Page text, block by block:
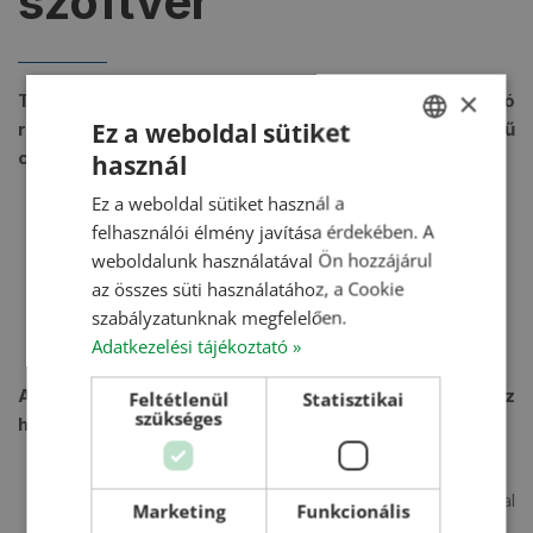
Terményszárító, valamint gabonamozgató
rendszereinket automatizált, egyedi, saját fejlesztésű
célszoftverrel kínáljuk, melynek fő jellemzői:
Megfelel a legmagasabb szintű technológiai
követelményeknek.
Energiatakarékos.
Többszörös védelemmel ellátott.
Folyamatos fejlesztéseinknek köszönhetően speciális
igényeket is ki tud elégíteni.
A vezérlés a legelterjedtebb komplex rendszerekhez
hasonlóan-két fő részből áll:
Ipari célszámítógép – PLC
Kezelői vezérlőfelület (szintén számítógép által
ROMANIAN
CROATIAN
×
Ez a weboldal sütiket
használ
Ez a weboldal sütiket használ a
felhasználói élmény javítása érdekében. A
weboldalunk használatával Ön hozzájárul
az összes süti használatához, a Cookie
szabályzatunknak megfelelően.
Adatkezelési tájékoztató »
Feltétlenül
szükséges
Statisztikai
Marketing Funkcionális